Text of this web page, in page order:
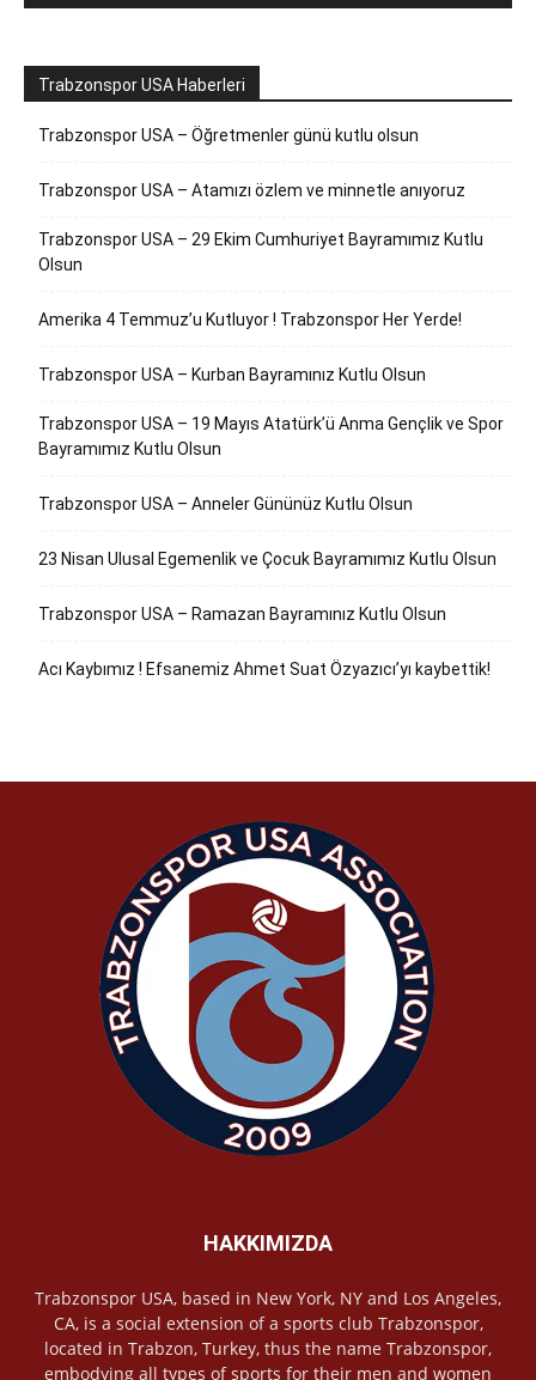
Trabzonspor USA Haberleri
Trabzonspor USA – Öğretmenler günü kutlu olsun
Trabzonspor USA – Atamızı özlem ve minnetle anıyoruz
Trabzonspor USA – 29 Ekim Cumhuriyet Bayramımız Kutlu
Olsun
Amerika 4 Temmuz’u Kutluyor ! Trabzonspor Her Yerde!
Trabzonspor USA – Kurban Bayramınız Kutlu Olsun
Trabzonspor USA – 19 Mayıs Atatürk’ü Anma Gençlik ve Spor
Bayramımız Kutlu Olsun
Trabzonspor USA – Anneler Gününüz Kutlu Olsun
23 Nisan Ulusal Egemenlik ve Çocuk Bayramımız Kutlu Olsun
Trabzonspor USA – Ramazan Bayramınız Kutlu Olsun
Acı Kaybımız ! Efsanemiz Ahmet Suat Özyazıcı’yı kaybettik!
HAKKIMIZDA
Trabzonspor USA, based in New York, NY and Los Angeles,
CA, is a social extension of a sports club Trabzonspor,
located in Trabzon, Turkey, thus the name Trabzonspor,
embodying all types of sports for their men and women